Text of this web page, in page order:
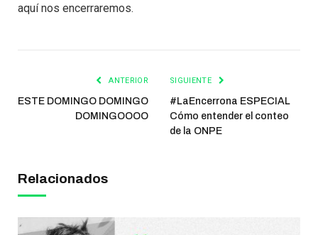
aquí nos encerraremos.
ANTERIOR
ESTE DOMINGO DOMINGO
DOMINGOOOO
SIGUIENTE
#LaEncerrona ESPECIAL
Cómo entender el conteo
de la ONPE
Relacionados